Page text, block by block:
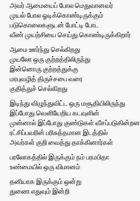
அவர் ஆமையைப் போல மெதுவானவர்
முயல் போல ஓடிக்கொண்டிருக்கும்
படுகொலைகளுடன் போட்டி போட
வீண் முயற்சியை செய்து கொண்டிருக்கிறார்
ஆமை ஊர்ந்து செல்கிறது
முயலோ ஒரு குற்றத்திலிருந்து
இன்னொரு குற்றத்துக்கு
மரபுவழித் திருச்சபை வரை
குதித்துச் செல்கிறது
இடிந்து விழுந்துவிட்ட ஒரு மசூதியிலிருந்து
இப்போது வெளியேறிய கடவுளின்
முன்னால் இப்போது குண்டுகள் வீசப்படுகின்றன
ரட்சிப்பவரின் பரிசுத்தமான இடத்தில்
அவர்கள் குறி வைத்து தாக்கினார்கள்
பரலோகத்தில் இருக்கும் நம் பரமபிதா
உண்மையில் ஒரு விமானம்
தனியாக இருக்கும் ஒன்று
துணை எதுவும் இன்றி